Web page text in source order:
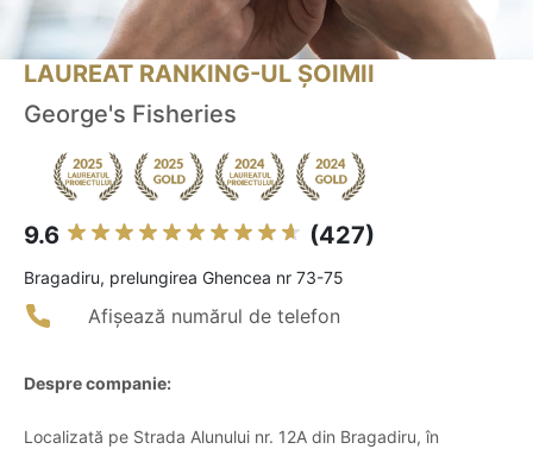
LAUREAT RANKING-UL ȘOIMII
George's Fisheries
9.6 (427)
Bragadiru, prelungirea Ghencea nr 73-75
Afișează numărul de telefon
Despre companie:
Localizată pe Strada Alunului nr. 12A din Bragadiru, în